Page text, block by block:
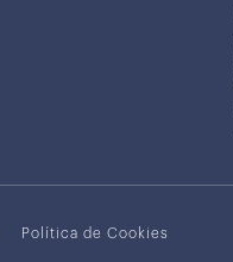
Política de Cookies